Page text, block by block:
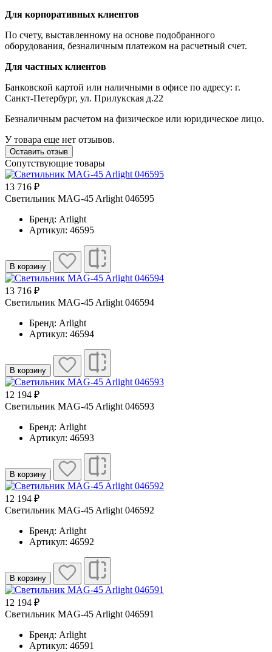
Для корпоративных клиентов
По счету, выставленному на основе подобранного
оборудования, безналичным платежом на расчетный счет.
Для частных клиентов
Банковской картой или наличными в офисе по адресу: г.
Санкт-Петербург, ул. Прилукская д.22
Безналичным расчетом на физическое или юридическое лицо.
У товара еще нет отзывов.
Оставить отзыв
Сопутствующие товары
13 716 ₽
Светильник MAG-45 Arlight 046595
Бренд: Arlight
Артикул: 46595
В корзину
13 716 ₽
Светильник MAG-45 Arlight 046594
Бренд: Arlight
Артикул: 46594
В корзину
12 194 ₽
Светильник MAG-45 Arlight 046593
Бренд: Arlight
Артикул: 46593
В корзину
12 194 ₽
Светильник MAG-45 Arlight 046592
Бренд: Arlight
Артикул: 46592
В корзину
12 194 ₽
Светильник MAG-45 Arlight 046591
Бренд: Arlight
Артикул: 46591